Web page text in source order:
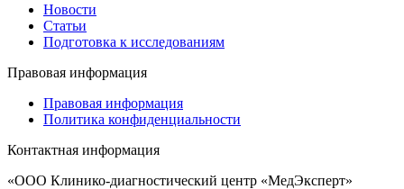
Новости
Статьи
Подготовка к исследованиям
Правовая информация
Правовая информация
Политика конфиденциальности
Контактная информация
«ООО Клинико-диагностический центр «МедЭксперт»